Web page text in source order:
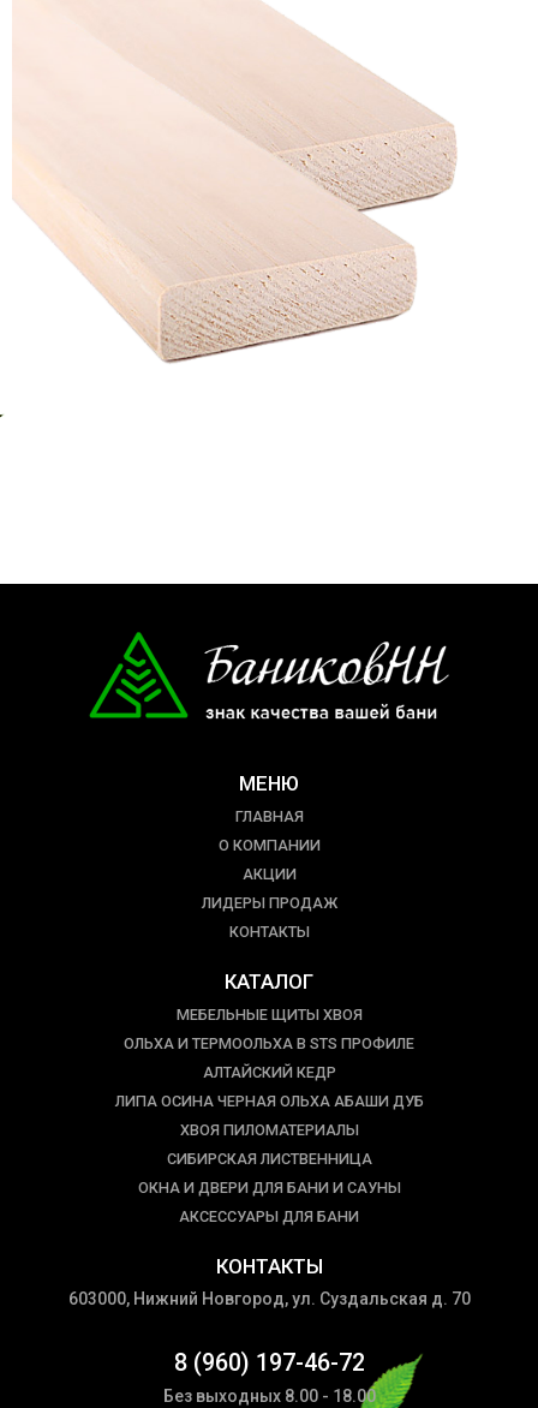
МЕНЮ
ГЛАВНАЯ
О КОМПАНИИ
АКЦИИ
ЛИДЕРЫ ПРОДАЖ
КОНТАКТЫ
КАТАЛОГ
МЕБЕЛЬНЫЕ ЩИТЫ ХВОЯ
ОЛЬХА И ТЕРМООЛЬХА В STS ПРОФИЛЕ
АЛТАЙСКИЙ КЕДР
ЛИПА ОСИНА ЧЕРНАЯ ОЛЬХА АБАШИ ДУБ
ХВОЯ ПИЛОМАТЕРИАЛЫ
СИБИРСКАЯ ЛИСТВЕННИЦА
ОКНА И ДВЕРИ ДЛЯ БАНИ И САУНЫ
АКСЕССУАРЫ ДЛЯ БАНИ
КОНТАКТЫ
603000, Нижний Новгород, ул. Суздальская д. 70
8 (960) 197-46-72
Без выходных 8.00 - 18.00